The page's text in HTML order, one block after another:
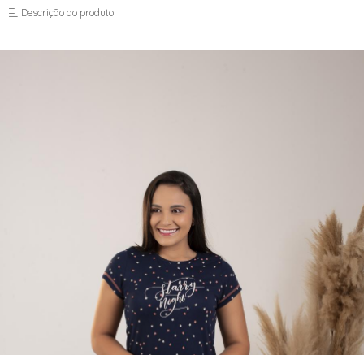
Descrição do produto